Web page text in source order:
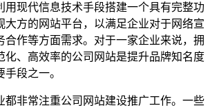
用现代信息技术手段搭建一个具有完整功
大方的网站平台，以满足企业对于网络宣
合作等方面需求。对于一家企业来说，拥
化、高效率的公司网站是提升品牌知名度
段之一。
都非常注重公司网站建设推广工作。一些